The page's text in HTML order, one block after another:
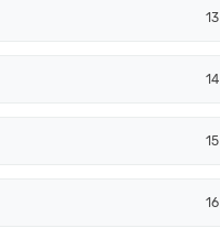
13
14
15
16